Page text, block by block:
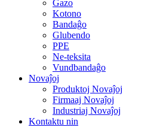
Gazo
Kotono
Bandaĝo
Glubendo
PPE
Ne-teksita
Vundbandaĝo
Novaĵoj
Produktoj Novaĵoj
Firmaaj Novaĵoj
Industriaj Novaĵoj
Kontaktu nin